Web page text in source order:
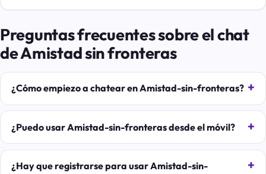
Preguntas frecuentes sobre el chat
de Amistad sin fronteras
¿Cómo empiezo a chatear en Amistad-sin-fronteras?
¿Puedo usar Amistad-sin-fronteras desde el móvil?
¿Hay que registrarse para usar Amistad-sin-